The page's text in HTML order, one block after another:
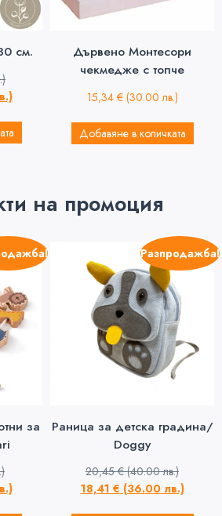
см.
Дървено Монтесори
чекмедже с топче
15,34 € (30.00 лв.)
Добавяне в количката
на промоция
за
Разпродажба!
Раница за детска градина/
Doggy
20,45€ (40.00 лв.)
18,41 € (36.00 лв.)